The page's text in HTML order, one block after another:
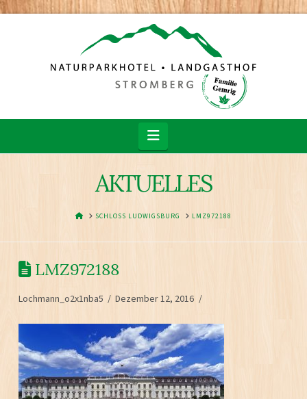
Navigation
AKTUELLES
HOMESCHLOSS LUDWIGSBURG LMZ972188
LMZ972188
Lochmann_o2x1nba5 Dezember 12, 2016